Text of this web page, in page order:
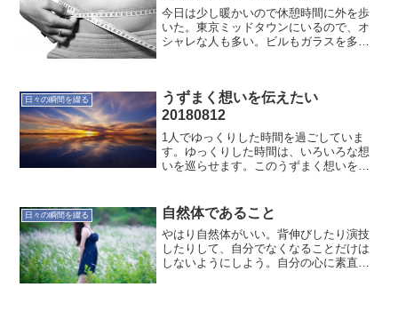
今日は少し暖かいので休憩時間に外を歩
いた。東京ミッドタウンにいるので、オ
シャレな人も多い。ビルもガラスを多く
向けた。『ノォ〜〜〜』そ...
日々の瞬間を綴る
うずまく想いを伝えたい
20180812
1人でゆっくりした時間を過ごしていま
す。ゆっくりした時間は、いろいろな想
いを巡らせます。このうずまく想いを伝
日々の瞬間を綴る 自然体であること
やはり自然体がいい。背伸びしたり演技
したりして、自分でなくなることだけは
しないようにしよう。自分の心に素直に